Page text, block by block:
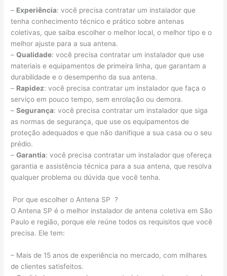
– Experiência: você precisa contratar um instalador que
tenha conhecimento técnico e prático sobre antenas
coletivas, que saiba escolher o melhor local, o melhor tipo e o
melhor ajuste para a sua antena.
–Qualidade: você precisa contratar um instalador que use
materiais e equipamentos de primeira linha, que garantam a
durabilidade e o desempenho da sua antena.
– Rapidez: você precisa contratar um instalador que faça o
serviço em pouco tempo, sem enrolação ou demora.
–Segurança: você precisa contratar um instalador que siga
as normas de segurança, que use os equipamentos de
proteção adequados e que não danifique a sua casa ou o seu
prédio.
–Garantia: você precisa contratar um instalador que ofereça
garantia e assistência técnica para a sua antena, que resolva
qualquer problema ou dúvida que você tenha.
Por que escolher o Antena SP ?
O Antena SP é o melhor instalador de antena coletiva em São
Paulo e região, porque ele reúne todos os requisitos que você
precisa. Ele tem:
– Mais de 15 anos de experiência no mercado, com milhares
de clientes satisfeitos.